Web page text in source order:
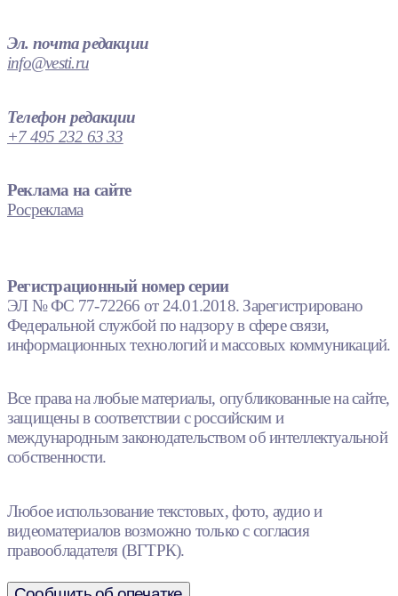
Эл. почта редакции
info@vesti.ru
Телефон редакции
+7 495 232 63 33
Реклама на сайте
Росреклама
Регистрационный номер серии
ЭЛ № ФС 77-72266 от 24.01.2018. Зарегистрировано
Федеральной службой по надзору в сфере связи,
информационных технологий и массовых коммуникаций.
Все права на любые материалы, опубликованные на сайте,
защищены в соответствии с российским и
международным законодательством об интеллектуальной
собственности.
Любое использование текстовых, фото, аудио и
видеоматериалов возможно только с согласия
правообладателя (ВГТРК).